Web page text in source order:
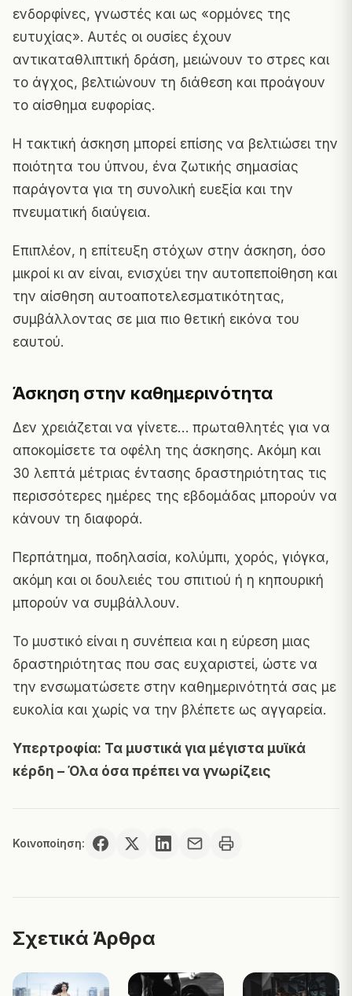
ενδορφίνες, γνωστές και ως «ορμόνες της
ευτυχίας». Αυτές οι ουσίες έχουν
αντικαταθλιπτική δράση, μειώνουν το στρες και
το άγχος, βελτιώνουν τη διάθεση και προάγουν
το αίσθημα ευφορίας.
Η τακτική άσκηση μπορεί επίσης να βελτιώσει την
ποιότητα του ύπνου, ένα ζωτικής σημασίας
παράγοντα για τη συνολική ευεξία και την
πνευματική διαύγεια.
Επιπλέον, η επίτευξη στόχων στην άσκηση, όσο
μικροί κι αν είναι, ενισχύει την αυτοπεποίθηση και
την αίσθηση αυτοαποτελεσματικότητας,
συμβάλλοντας σε μια πιο θετική εικόνα του
εαυτού.
Άσκηση στην καθημερινότητα
Δεν χρειάζεται να γίνετε… πρωταθλητές για να
αποκομίσετε τα οφέλη της άσκησης. Ακόμη και
30 λεπτά μέτριας έντασης δραστηριότητας τις
περισσότερες ημέρες της εβδομάδας μπορούν να
κάνουν τη διαφορά.
Περπάτημα, ποδηλασία, κολύμπι, χορός, γιόγκα,
ακόμη και οι δουλειές του σπιτιού ή η κηπουρική
μπορούν να συμβάλλουν.
Το μυστικό είναι η συνέπεια και η εύρεση μιας
δραστηριότητας που σας ευχαριστεί, ώστε να
την ενσωματώσετε στην καθημερινότητά σας με
ευκολία και χωρίς να την βλέπετε ως αγγαρεία.
Υπερτροφία: Τα μυστικά για μέγιστα μυϊκά
κέρδη – Όλα όσα πρέπει να γνωρίζεις
Κοινοποίηση:
Σχετικά Άρθρα